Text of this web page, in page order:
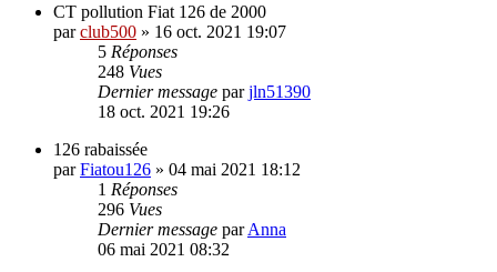
CT pollution Fiat 126 de 2000
parclub500 » 16 oct. 2021 19:07
5 Réponses
248 Vues
Dernier message parjln51390
18 oct. 2021 19:26
126 rabaissée
parFiatou126 » 04 mai 2021 18:12
1 Réponses
296 Vues
Dernier message parAnna
06 mai 2021 08:32